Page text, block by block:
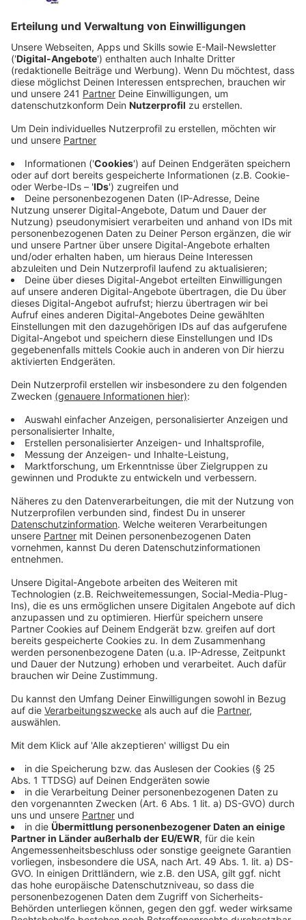
Veröffentlicht:Dienstag, 12.05.2020 16:00
Anzeige
Wenn am 12. Mai Andy Luxx beiSchalalalev, unsere
großen Mallorca-Party im Radioauflegt, müsst ihr
natürlich auch modisch ausgestattet sein.
Bestellt deshalb rechtzeitig unser Mottoshirt für die
Saison 2020!
Anzeige
Jetzt bestellen!
Anzeige
Unser Mottoshirt 2020 gibt esHIERzu
kaufen!
Anzeige
Unsere Mallorca-Kollektion 2020.
Anzeige
Getränkepaket
Anzeige
Übrigens: Es gibt auch passende Getränkepakete!
Um sich das Mallorca-Feeling nicht nur musikalisch ins
Haus zu holen, hat Radio Leverkusen mitGetränke
Armbrusterein besonderes Angebot geschnürt: Der
Getränkehändler aus Fixheide hält Getränke-Eimer für
gefüllt mit verschiedenen Bierflaschen oder mit Sekt
und Aperol beziehungsweise Holunderblüten-Sirup.
Wer schnell ist, kriegt auch noch eine coole Radio
Anzeige
Anzeige